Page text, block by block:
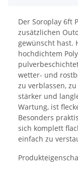
Der Soroplay 6ft
zusätzlichen
gewünscht hast.
hochdichtem
wetter- und
zu verblassen,
stärker und
Wartung, ist
Besonders
sich komplett
einfach zu